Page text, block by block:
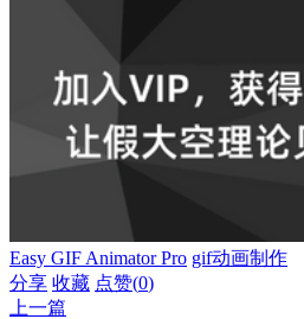
Easy GIF Animator Pro gif动画制作
分享 收藏 点赞(0)
上一篇